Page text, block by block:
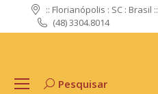
:: Florianópolis : SC : Brasil ::
(48) 3304.8014
Search:Pesquisar